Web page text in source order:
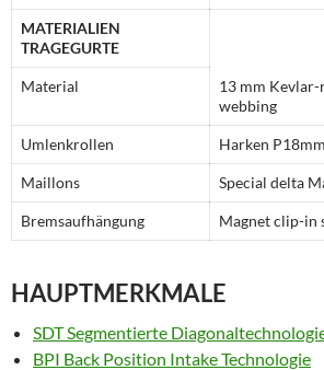
MATERIALIEN
TRAGEGURTE
Material
13 mm
webbing
Umlenkrollen Harken
Maillons Special delta
Bremsaufhängung Magnet clip-in
HAUPTMERKMALE
SDT Segmentierte
BPI Back Position Intake Technologie